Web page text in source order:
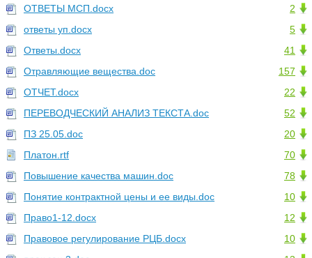
2
ОТВЕТЫ МСП.docx
5
ответы уп.docx
41
Ответы.docx
157
Отравляющие вещества.doc
22
ОТЧЕТ.docx
52
ПЕРЕВОДЧЕСКИЙ АНАЛИЗ ТЕКСТА.doc
20
ПЗ 25.05.doc
70
Платон.rtf
78
Повышение качества машин.doc
10
Понятие контрактной цены и ее виды.doc
12
Право1-12.docx
10
Правовое регулирование РЦБ.docx